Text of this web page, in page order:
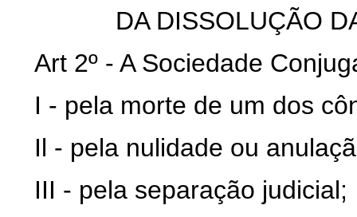
DA DISSOLUÇÃO
Art 2º - A Sociedade
I - pela morte de um dos
Il - pela nulidade ou
III - pela separação judicial;